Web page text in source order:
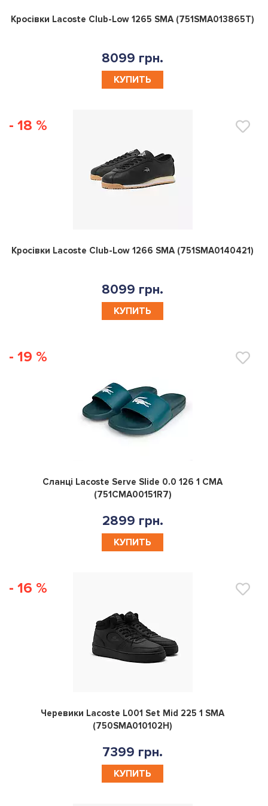
0
Кросівки Lacoste Club-Low 1265 SMA (751SMA013865T)
8099 грн.
КУПИТЬ
- 18 %
0
Кросівки Lacoste Club-Low 1266 SMA (751SMA0140421)
8099 грн.
КУПИТЬ
- 19 %
0
Сланці Lacoste Serve Slide 0.0 126 1 CMA
(751CMA00151R7)
2899 грн.
КУПИТЬ
- 16 %
0
Черевики Lacoste L001 Set Mid 225 1 SMA
(750SMA010102H)
7399 грн.
КУПИТЬ